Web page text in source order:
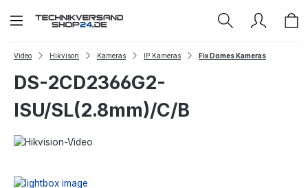
Zum Hauptinhalt springen
Video Hikvison Kameras IP Kameras Fix Domes Kameras
DS-2CD2366G2-
ISU/SL(2.8mm)/C/B